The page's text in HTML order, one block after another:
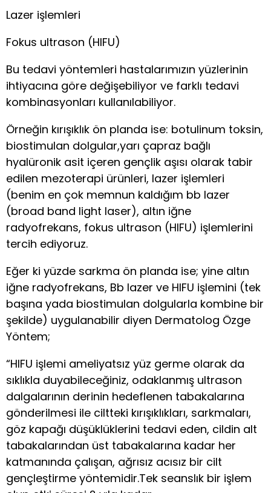
Lazer işlemleri
Fokus ultrason (HIFU)
Bu tedavi yöntemleri hastalarımızın yüzlerinin
ihtiyacına göre değişebiliyor ve farklı tedavi
kombinasyonları kullanılabiliyor.
Örneğin kırışıklık ön planda ise: botulinum toksin,
biostimulan dolgular,yarı çapraz bağlı
hyalüronik asit içeren gençlik aşısı olarak tabir
edilen mezoterapi ürünleri, lazer işlemleri
(benim en çok memnun kaldığım bb lazer
(broad band light laser), altın iğne
radyofrekans, fokus ultrason (HIFU) işlemlerini
tercih ediyoruz.
Eğer ki yüzde sarkma ön planda ise; yine altın
iğne radyofrekans, Bb lazer ve HIFU işlemini (tek
başına yada biostimulan dolgularla kombine bir
şekilde) uygulanabilir diyen Dermatolog Özge
Yöntem;
“HIFU işlemi ameliyatsız yüz germe olarak da
sıklıkla duyabileceğiniz, odaklanmış ultrason
dalgalarının derinin hedeflenen tabakalarına
gönderilmesi ile ciltteki kırışıklıkları, sarkmaları,
göz kapağı düşüklüklerini tedavi eden, cildin alt
tabakalarından üst tabakalarına kadar her
katmanında çalışan, ağrısız acısız bir cilt
gençleştirme yöntemidir.Tek seanslık bir işlem